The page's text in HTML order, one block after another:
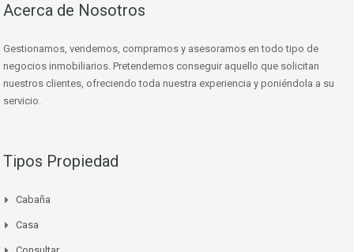
Acerca de Nosotros
Gestionamos, vendemos, compramos y asesoramos en todo tipo de
negocios inmobiliarios. Pretendemos conseguir aquello que solicitan
nuestros clientes, ofreciendo toda nuestra experiencia y poniéndola a su
servicio.
Tipos Propiedad
Cabaña
Casa